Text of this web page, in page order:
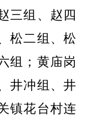
三组、赵四
松二组、松
组；黄庙岗
井冲组、井
镇花台村连